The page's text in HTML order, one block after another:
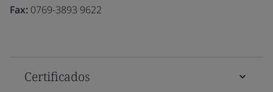
Fax: 0769-3893 9622
Certificados